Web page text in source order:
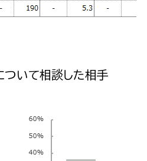
ついて相談した相手